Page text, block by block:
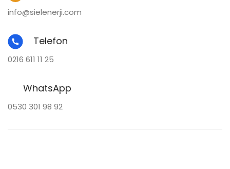
info@sielenerji.com
Telefon
0216 611 11 25
WhatsApp
0530 301 98 92